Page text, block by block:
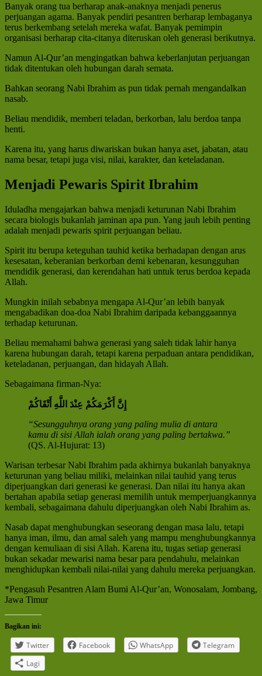
Banyak orang tua berharap anak-anaknya menjadi penerus
perjuangan agama. Banyak pendiri pesantren berharap lembaganya
terus berkembang setelah mereka wafat. Banyak pemimpin
organisasi berharap cita-citanya diteruskan oleh generasi berikutnya.
Namun Al-Qur’an mengingatkan bahwa keberlanjutan perjuangan
tidak ditentukan oleh hubungan darah semata.
Bahkan seorang Nabi Ibrahim as pun tidak pernah mengandalkan
nasab.
Beliau mendidik, memberi teladan, berkorban, lalu berdoa tanpa
henti.
Karena itu, yang harus diwariskan bukan hanya aset, jabatan, atau
nama besar, tetapi juga visi, nilai, karakter, dan keteladanan.
Menjadi Pewaris Spirit Ibrahim
Iduladha mengajarkan bahwa menjadi keturunan Nabi Ibrahim
secara biologis bukanlah jaminan apa pun. Yang jauh lebih penting
adalah menjadi pewaris spirit perjuangan beliau.
Spirit itu berupa keteguhan tauhid ketika berhadapan dengan arus
kesesatan, keberanian berkorban demi kebenaran, kesungguhan
mendidik generasi, dan kerendahan hati untuk terus berdoa kepada
Allah.
Mungkin inilah sebabnya mengapa Al-Qur’an lebih banyak
mengabadikan doa-doa Nabi Ibrahim daripada kebanggaannya
terhadap keturunan.
Beliau memahami bahwa generasi yang saleh tidak lahir hanya
karena hubungan darah, tetapi karena perpaduan antara pendidikan,
keteladanan, perjuangan, dan hidayah Allah.
Sebagaimana firman-Nya:
إِنَّ أَكْرَمَكُمْ عِنْدَ اللَّهِ أَتْقَاكُمْ
“Sesungguhnya orang yang paling mulia di antara
kamu di sisi Allah ialah orang yang paling bertakwa.”
(QS. Al-Hujurat: 13)
Warisan terbesar Nabi Ibrahim pada akhirnya bukanlah banyaknya
keturunan yang beliau miliki, melainkan nilai tauhid yang terus
diperjuangkan dari generasi ke generasi. Dan nilai itu hanya akan
bertahan apabila setiap generasi memilih untuk memperjuangkannya
kembali, sebagaimana dahulu diperjuangkan oleh Nabi Ibrahim as.
Nasab dapat menghubungkan seseorang dengan masa lalu, tetapi
hanya iman, ilmu, dan amal saleh yang mampu menghubungkannya
dengan kemuliaan di sisi Allah. Karena itu, tugas setiap generasi
bukan sekadar mewarisi nama besar para pendahulu, melainkan
menghidupkan kembali nilai-nilai yang dahulu mereka perjuangkan.
*Pengasuh Pesantren Alam Bumi Al-Qur’an, Wonosalam, Jombang,
Jawa Timur
Bagikan ini:
Twitter Facebook WhatsApp
Telegram
Lagi